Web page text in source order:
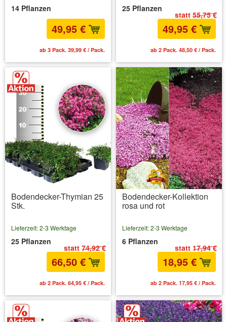
14 Pflanzen
49,95 €
ab 3 Pack. 39,99 € / Pack.
statt 55,75 €
25 Pflanzen
49,95 €
ab 2 Pack. 48,50 € / Pack.
Bodendecker-Thymian 25
Stk.
statt 74,92 €
Lieferzeit: 2-3 Werktage
25 Pflanzen
66,50 €
ab 2 Pack. 64,95 € / Pack.
Bodendecker-Kollektion
rosa und rot
statt 17,94 €
Lieferzeit: 2-3 Werktage
6 Pflanzen
18,95 €
ab 2 Pack. 17,95 € / Pack.